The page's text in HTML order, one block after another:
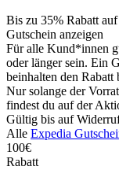
Bis zu 35% Rabatt
Gutschein anzeigen
Für alle Kund*innen
oder länger sein. Ein
beinhalten den Rabatt
Nur solange der
findest du auf der
Gültig bis auf
Alle Expedia
100€
Rabatt